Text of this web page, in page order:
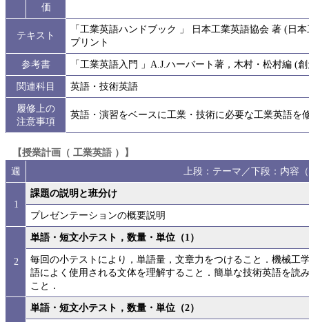
価
テキスト
「工業英語ハンドブック 」 日本工業英語協会 著 (日
プリント
参考書
「工業英語入門 」A.J.ハーバート著，木村・松村編 (
関連科目
英語・技術英語
履修上の
注意事項
英語・演習をベースに工業・技術に必要な工業英語
【授業計画（ 工業英語 ）】
週
上段：テーマ／下段：内容
1
課題の説明と班分け
プレゼンテーションの概要説明
2
単語・短文小テスト，数量・単位（1）
毎回の小テストにより，単語量，文章力をつけること．機械工
語によく使用される文体を理解すること．簡単な技術英語を読
こと．
単語・短文小テスト，数量・単位（2）